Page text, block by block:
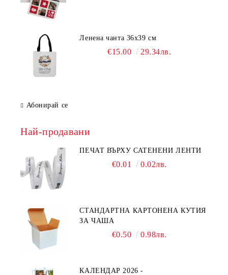
Ленена чанта 36х39 см
€15.00 29.34лв.
Абонирай се
Най-продавани
ПЕЧАТ ВЪРХУ САТЕНЕНИ ЛЕНТИ
€0.01 0.02лв.
СТАНДАРТНА КАРТОНЕНА КУТИЯ
ЗА ЧАША
€0.50 0.98лв.
КАЛЕНДАР 2026 -